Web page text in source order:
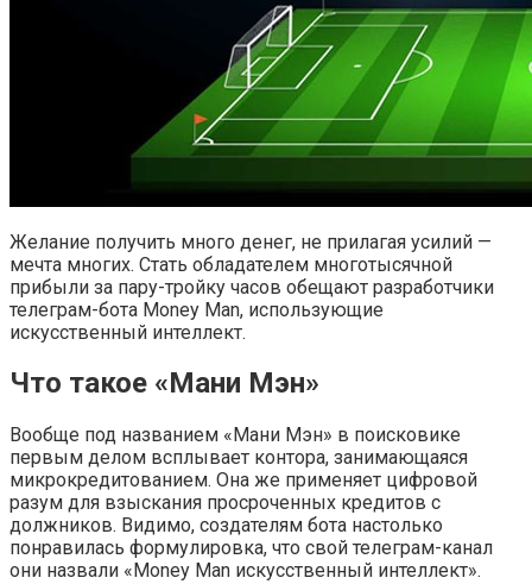
Желание получить много денег, не прилагая усилий —
мечта многих. Стать обладателем многотысячной
прибыли за пару-тройку часов обещают разработчики
телеграм-бота Money Man, использующие
искусственный интеллект.
Что такое «Мани Мэн»
Вообще под названием «Мани Мэн» в поисковике
первым делом всплывает контора, занимающаяся
микрокредитованием. Она же применяет цифровой
разум для взыскания просроченных кредитов с
должников. Видимо, создателям бота настолько
понравилась формулировка, что свой телеграм-канал
они назвали «Money Man искусственный интеллект».